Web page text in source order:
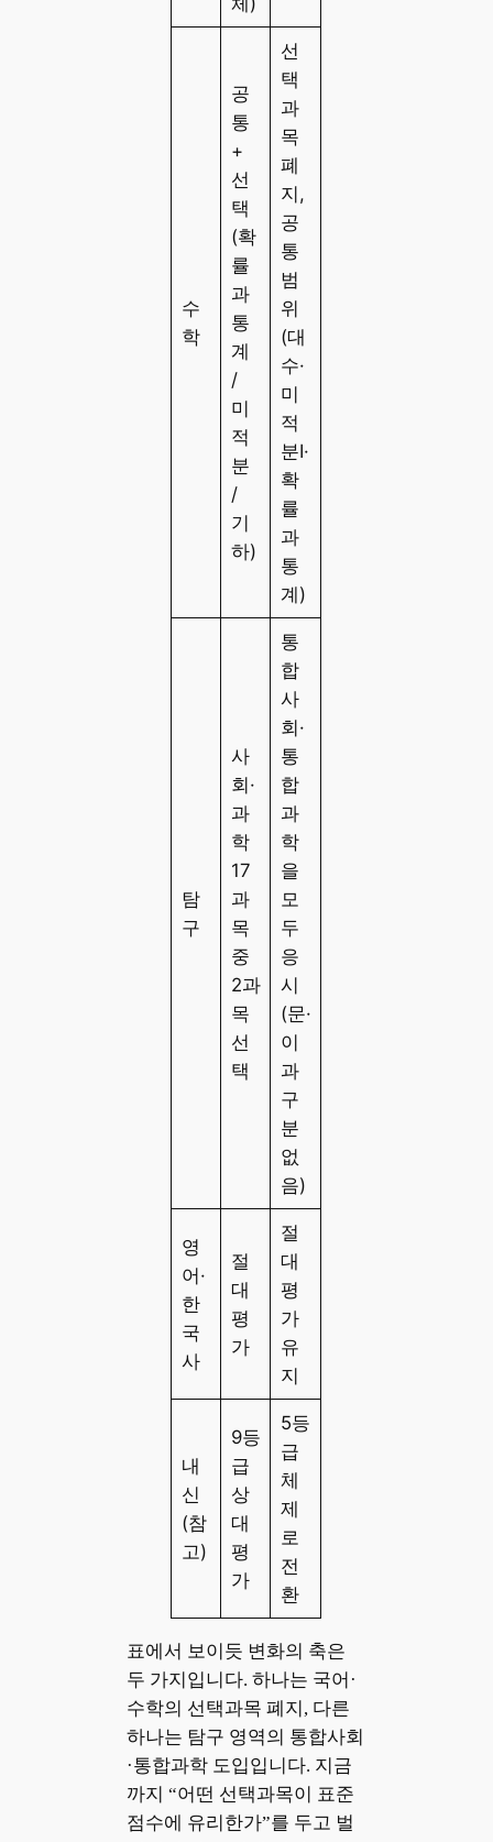
수
학
공
통
+
선
택
(확
률
과
통
계
/
미
적
분
/
기
하)
선
택
과
목
폐
지,
공
통
범
위
(대
수·
미
적
분Ⅰ·
확
률
과
통
계)
탐
구
사
회·
과
학
17
과
목
중
2과
목
선
택
통
합
사
회·
통
합
과
학
을
모
두
응
시
(문·
이
과
구
분
없
음)
영
어·
한
국
사
절
대
평
가
절
대
평
가
유
지
내
신
(참
고)
9등
급
상
대
평
가
5등
급
체
제
로
전
환
표에서 보이듯 변화의 축은
두 가지입니다. 하나는 국어·
수학의 선택과목 폐지, 다른
하나는 탐구 영역의 통합사회
·통합과학 도입입니다. 지금
까지 “어떤 선택과목이 표준
점수에 유리한가”를 두고 벌